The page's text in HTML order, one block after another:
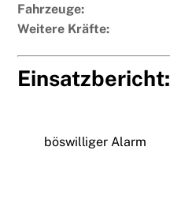
Fahrzeuge:
Weitere Kräfte:
Einsatzbericht:
böswilliger Alarm